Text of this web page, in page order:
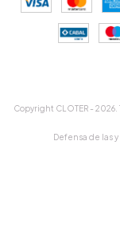
Copyright CLOTER -
Defensa de las